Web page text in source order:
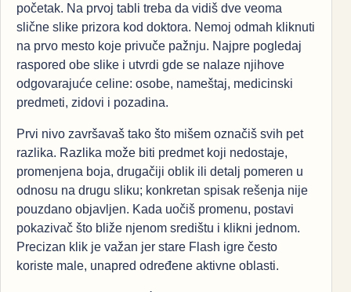
početak. Na prvoj tabli treba da vidiš dve veoma
slične slike prizora kod doktora. Nemoj odmah kliknuti
na prvo mesto koje privuče pažnju. Najpre pogledaj
raspored obe slike i utvrdi gde se nalaze njihove
odgovarajuće celine: osobe, nameštaj, medicinski
predmeti, zidovi i pozadina.
Prvi nivo završavaš tako što mišem označiš svih pet
razlika. Razlika može biti predmet koji nedostaje,
promenjena boja, drugačiji oblik ili detalj pomeren u
odnosu na drugu sliku; konkretan spisak rešenja nije
pouzdano objavljen. Kada uočiš promenu, postavi
pokazivač što bliže njenom središtu i klikni jednom.
Precizan klik je važan jer stare Flash igre često
koriste male, unapred određene aktivne oblasti.